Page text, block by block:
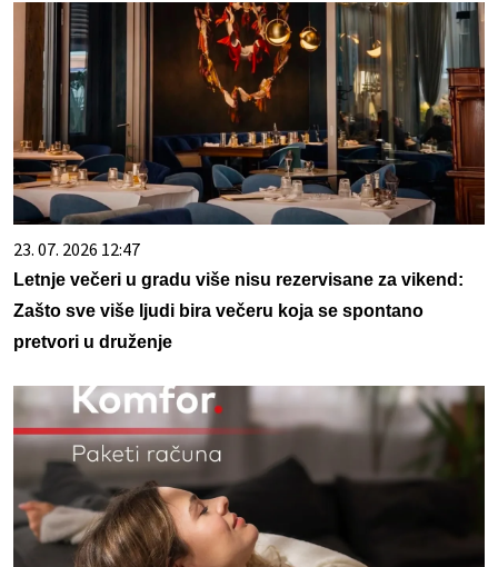
23. 07. 2026 12:47
Letnje večeri u gradu više nisu rezervisane za vikend:
Zašto sve više ljudi bira večeru koja se spontano
pretvori u druženje